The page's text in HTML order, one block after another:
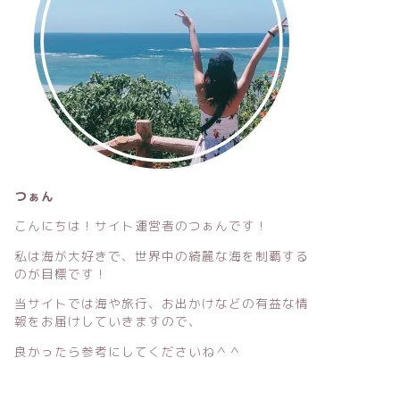
つぁん
こんにちは！サイト運営者のつぁんです！
私は海が大好きで、世界中の綺麗な海を制覇する
のが目標です！
当サイトでは海や旅行、お出かけなどの有益な情
報をお届けしていきますので、
良かったら参考にしてくださいね＾＾